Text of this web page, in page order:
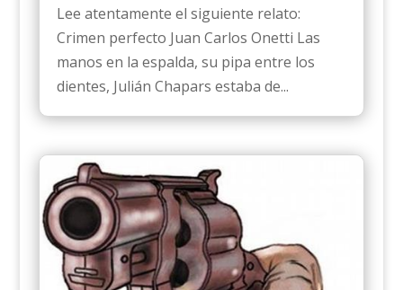
Lee atentamente el siguiente relato:
Crimen perfecto Juan Carlos Onetti Las
manos en la espalda, su pipa entre los
dientes, Julián Chapars estaba de...